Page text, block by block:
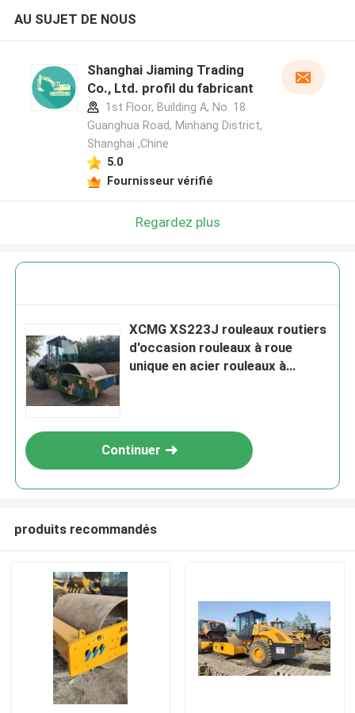
AU SUJET DE NOUS
Shanghai Jiaming Trading
Co., Ltd. profil du fabricant
1st Floor, Building A, No. 18
Guanghua Road, Minhang District,
Shanghai ,Chine
5.0
Fournisseur vérifié
Regardez plus
XCMG XS223J rouleaux routiers
d'occasion rouleaux à roue
unique en acier rouleaux à
Continuer
produits recommandés